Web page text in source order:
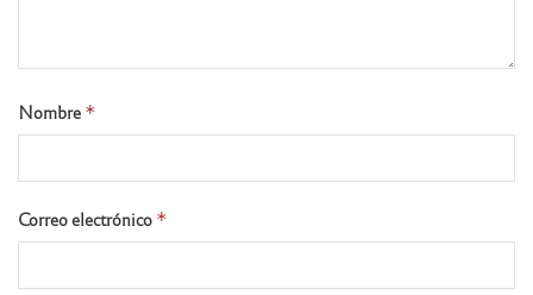
Nombre *
Correo electrónico *